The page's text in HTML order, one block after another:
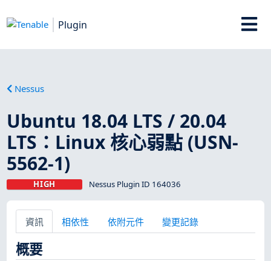
Plugin
Nessus
Ubuntu 18.04 LTS / 20.04
LTS：Linux 核心弱點 (USN-
5562-1)
HIGH Nessus Plugin ID 164036
資訊 相依性 依附元件 變更記錄
概要